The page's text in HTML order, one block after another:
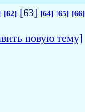
[62] [63] [64] [65] [66]
новую тему]